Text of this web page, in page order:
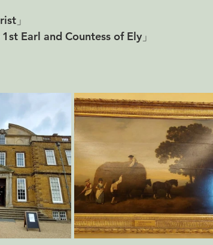
」
Earl and Countess of Ely」